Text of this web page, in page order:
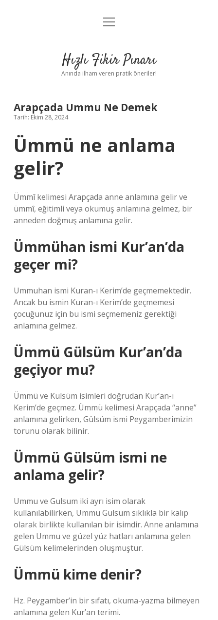
Anasayfa
Yasal Uyarı
menüyü
Hızlı Fikir Pınarı
Anında ilham veren pratik öneriler!
Arapçada Ummu Ne Demek
Tarih: Ekim 28, 2024
Ümmü ne anlama
gelir?
Ümmî kelimesi Arapçada anne anlamına gelir ve
ümmî, eğitimli veya okumuş anlamına gelmez, bir
anneden doğmuş anlamına gelir.
Ümmühan ismi Kur’an’da
geçer mi?
Ummuhan ismi Kuran-ı Kerim’de geçmemektedir.
Ancak bu ismin Kuran-ı Kerim’de geçmemesi
çocuğunuz için bu ismi seçmemeniz gerektiği
anlamına gelmez.
Ümmü Gülsüm Kur’an’da
geçiyor mu?
Ümmü ve Kulsüm isimleri doğrudan Kur’an-ı
Kerim’de geçmez. Ümmü kelimesi Arapçada “anne”
anlamına gelirken, Gülsüm ismi Peygamberimizin
torunu olarak bilinir.
Ümmü Gülsüm ismi ne
anlama gelir?
Ummu ve Gulsum iki ayrı isim olarak
kullanılabilirken, Ummu Gulsum sıklıkla bir kalıp
olarak birlikte kullanılan bir isimdir. Anne anlamına
gelen Ummu ve güzel yüz hatları anlamına gelen
Gülsüm kelimelerinden oluşmuştur.
Ümmü kime denir?
Hz. Peygamber’in bir sıfatı, okuma-yazma bilmeyen
anlamına gelen Kur’an terimi.